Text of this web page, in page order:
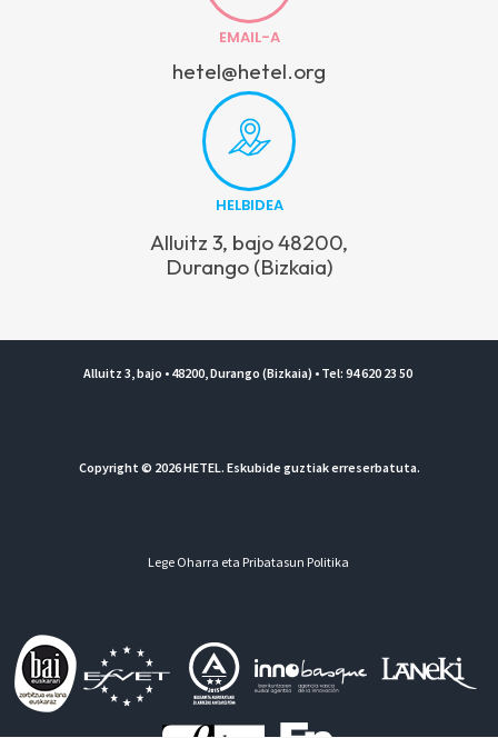
EMAIL-A
hetel@hetel.org
HELBIDEA
Alluitz 3, bajo 48200,
Durango (Bizkaia)
Alluitz 3, bajo • 48200, Durango (Bizkaia) • Tel: 94 620 23 50
Copyright © 2026 HETEL. Eskubide guztiak erreserbatuta.
Lege Oharra eta Pribatasun Politika